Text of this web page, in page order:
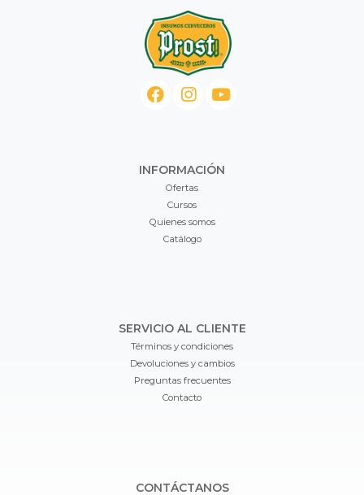
INFORMACIÓN
Ofertas
Cursos
Quienes somos
Catálogo
SERVICIO AL CLIENTE
Términos y condiciones
Devoluciones y cambios
Preguntas frecuentes
Contacto
CONTÁCTANOS